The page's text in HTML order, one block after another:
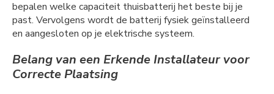
bepalen welke capaciteit thuisbatterij het beste bij je
past. Vervolgens wordt de batterij fysiek geïnstalleerd
en aangesloten op je elektrische systeem.
Belang van een Erkende Installateur voor
Correcte Plaatsing